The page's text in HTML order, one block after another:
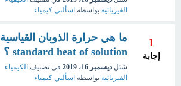
الفيزيائية بواسطة اسألني كيمياء
1
إجابة
ما هي حرارة الذوبان القياسية
standard heat of solution ؟
سُئل ديسمبر 16، 2019 في تصنيف الكيمياء
الفيزيائية بواسطة اسألني كيمياء